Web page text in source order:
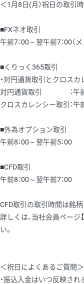
＜1月8日(月）祝日の取引
■FXネオ取引
午前7：00～翌午前7：00（
■くりっく365取引
・対円通貨取引とクロスカ
対円通貨取引 ：午前7
クロスカレンシー取引：午
■外為オプション取引
午前8：00～翌午前5：00
■CFD取引
午前8：00～翌午前7：00
CFD取引の取引時間は銘柄
詳しくは、当社会員ページ
い。
＜祝日によくあるご質問＞
・振込入金はいつ反映され